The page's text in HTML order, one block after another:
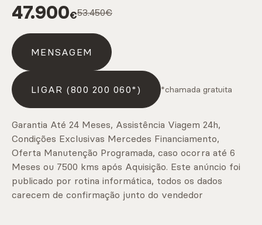
47.900€53.450€
MENSAGEM
LIGAR (800 200 060*) *chamada gratuita
Garantia Até 24 Meses, Assistência Viagem 24h,
Condições Exclusivas Mercedes Financiamento,
Oferta Manutenção Programada, caso ocorra até 6
Meses ou 7500 kms após Aquisição. Este anúncio foi
publicado por rotina informática, todos os dados
carecem de confirmação junto do vendedor
CARREGAR MAIS